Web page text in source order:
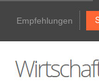
Empfehlungen